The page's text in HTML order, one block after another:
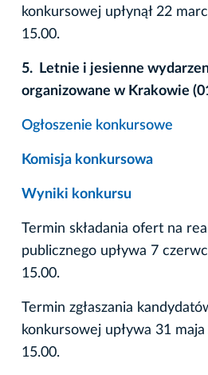
konkursowej upłynął 22
15.00.
5. Letnie i jesienne
organizowane w Krakowie
Ogłoszenie konkursowe
Komisja konkursowa
Wyniki konkursu
Termin składania ofert na
publicznego upływa 7
15.00.
Termin zgłaszania
konkursowej upływa 31
15.00.